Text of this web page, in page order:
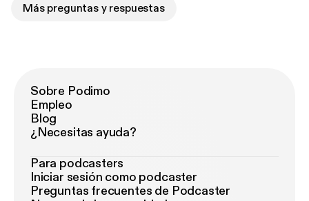
Más preguntas y respuestas
Sobre Podimo
Empleo
Blog
¿Necesitas ayuda?
Para podcasters
Iniciar sesión como podcaster
Preguntas frecuentes de Podcaster